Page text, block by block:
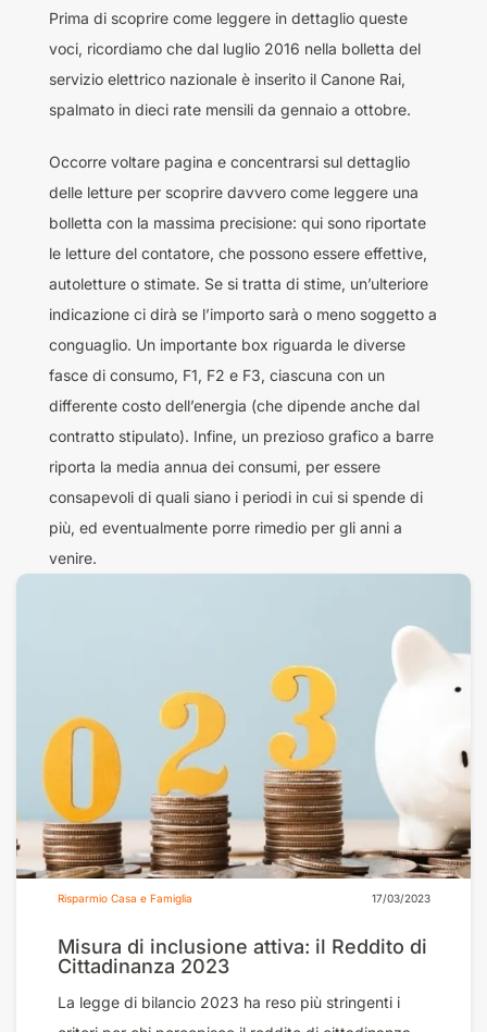
Prima di scoprire come leggere in dettaglio queste
voci, ricordiamo che dal luglio 2016 nella bolletta del
servizio elettrico nazionale è inserito il Canone Rai,
spalmato in dieci rate mensili da gennaio a ottobre.
Occorre voltare pagina e concentrarsi sul dettaglio
delle letture per scoprire davvero come leggere una
bolletta con la massima precisione: qui sono riportate
le letture del contatore, che possono essere effettive,
autoletture o stimate. Se si tratta di stime, un’ulteriore
indicazione ci dirà se l’importo sarà o meno soggetto a
conguaglio. Un importante box riguarda le diverse
fasce di consumo, F1, F2 e F3, ciascuna con un
differente costo dell’energia (che dipende anche dal
contratto stipulato). Infine, un prezioso grafico a barre
riporta la media annua dei consumi, per essere
consapevoli di quali siano i periodi in cui si spende di
più, ed eventualmente porre rimedio per gli anni a
venire.
Risparmio Casa e Famiglia 17/03/2023
Misura di inclusione attiva: il Reddito di
Cittadinanza 2023
La legge di bilancio 2023 ha reso più stringenti i